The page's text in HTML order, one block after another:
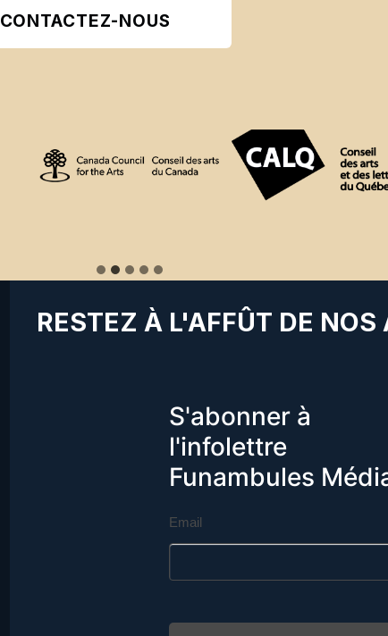
CONTACTEZ-NOUS
RESTEZ À L'AFFÛT DE NOS
S'abonner à
l'infolettre
Funambules
Email